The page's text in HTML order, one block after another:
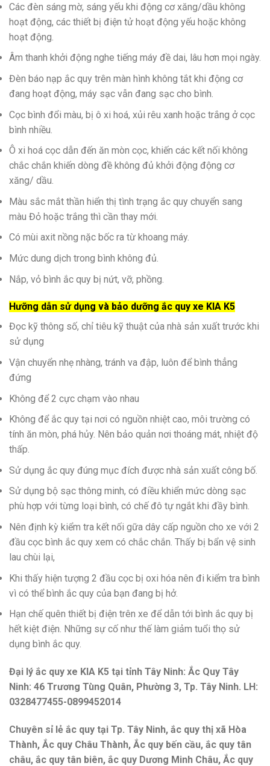
Các đèn sáng mờ, sáng yếu khi động cơ xăng/dầu không
hoạt động, các thiết bị điện tử hoạt động yếu hoặc không
hoạt động.
Âm thanh khởi động nghe tiếng máy đề dai, lâu hơn mọi ngày.
Đèn báo nạp ắc quy trên màn hình không tắt khi động cơ
đang hoạt động, máy sạc vẫn đang sạc cho bình.
Cọc bình đổi màu, bị ô xi hoá, xủi rêu xanh hoặc trắng ở cọc
bình nhiều.
Ô xi hoá cọc dẫn đến ăn mòn cọc, khiến các kết nối không
chắc chắn khiến dòng đề không đủ khởi động động cơ
xăng/ dầu.
Màu sắc mắt thần hiển thị tình trạng ắc quy chuyển sang
màu Đỏ hoặc trắng thì cần thay mới.
Có mùi axit nồng nặc bốc ra từ khoang máy.
Mức dung dịch trong bình không đủ.
Nắp, vỏ bình ắc quy bị nứt, vỡ, phồng.
Hưỡng dẫn sử dụng và bảo dưỡng ắc quy xe KIA K5
Đọc kỹ thông số, chỉ tiêu kỹ thuật của nhà sản xuất trước khi
sử dụng
Vận chuyển nhẹ nhàng, tránh va đập, luôn để bình thẳng
đứng
Không để 2 cực chạm vào nhau
Không để ắc quy tại nơi có nguồn nhiệt cao, môi trường có
tính ăn mòn, phá hủy. Nên bảo quản nơi thoáng mát, nhiệt độ
thấp.
Sử dụng ắc quy đúng mục đích được nhà sản xuất công bố.
Sử dụng bộ sạc thông minh, có điều khiển mức dòng sạc
phù hợp với từng loại bình, có chế đô tự ngắt khi đầy bình.
Nên định kỳ kiểm tra kết nối gữa dây cấp nguồn cho xe với 2
đầu cọc bình ắc quy xem có chắc chắn. Thấy bị bẩn vệ sinh
lau chùi lại,
Khi thấy hiện tượng 2 đầu cọc bị oxi hóa nên đi kiểm tra bình
vì có thể bình ắc quy của bạn đang bị hở.
Hạn chế quên thiết bị điện trên xe để dẫn tới bình ắc quy bị
hết kiệt điện. Những sự cố như thế làm giảm tuổi thọ sử
dụng bình ắc quy.
Đại lý ắc quy xe KIA K5 tại tỉnh Tây Ninh: Ắc Quy Tây
Ninh: 46 Trương Tùng Quân, Phường 3, Tp. Tây Ninh. LH:
0328477455-0899452014
Chuyên sỉ lẻ ắc quy tại Tp. Tây Ninh, ắc quy thị xã Hòa
Thành, Ắc quy Châu Thành, Ắc quy bến cầu, ắc quy tân
châu, ắc quy tân biên, ắc quy Dương Minh Châu, Ắc quy